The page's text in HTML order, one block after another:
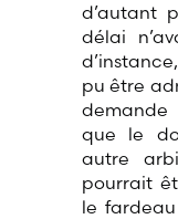
d’autant
délai
pu être
demande
que le
autre
pourrait
le